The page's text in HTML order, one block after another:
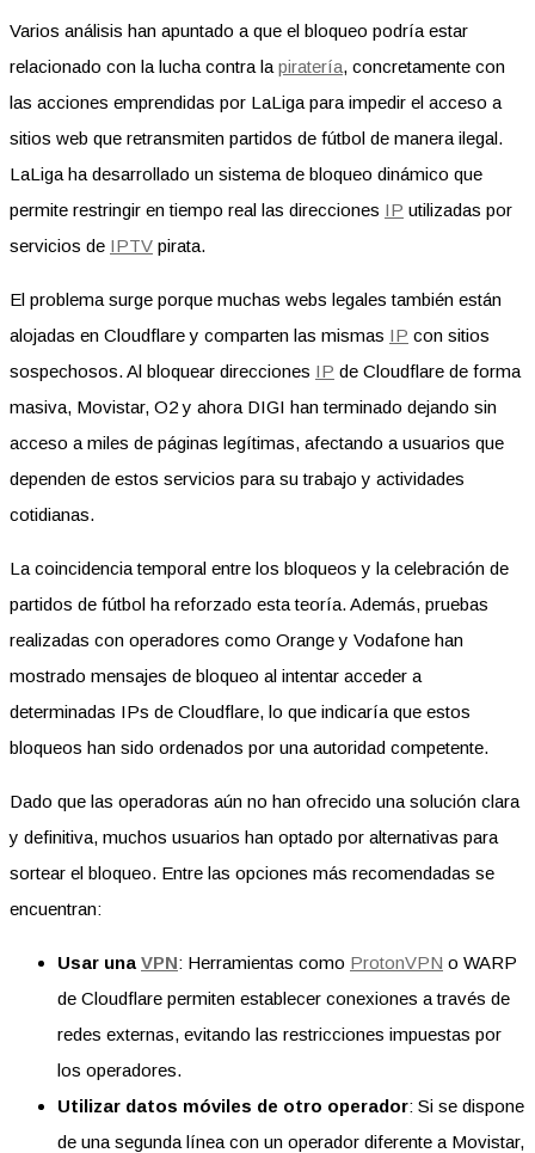
Varios análisis han apuntado a que el bloqueo podría estar
relacionado con la lucha contra la piratería, concretamente con
las acciones emprendidas por LaLiga para impedir el acceso a
sitios web que retransmiten partidos de fútbol de manera ilegal.
LaLiga ha desarrollado un sistema de bloqueo dinámico que
permite restringir en tiempo real las direcciones IP utilizadas por
servicios de IPTV pirata.
El problema surge porque muchas webs legales también están
alojadas en Cloudflare y comparten las mismas IP con sitios
sospechosos. Al bloquear direcciones IP de Cloudflare de forma
masiva, Movistar, O2 y ahora DIGI han terminado dejando sin
acceso a miles de páginas legítimas, afectando a usuarios que
dependen de estos servicios para su trabajo y actividades
cotidianas.
La coincidencia temporal entre los bloqueos y la celebración de
partidos de fútbol ha reforzado esta teoría. Además, pruebas
realizadas con operadores como Orange y Vodafone han
mostrado mensajes de bloqueo al intentar acceder a
determinadas IPs de Cloudflare, lo que indicaría que estos
bloqueos han sido ordenados por una autoridad competente.
Dado que las operadoras aún no han ofrecido una solución clara
y definitiva, muchos usuarios han optado por alternativas para
sortear el bloqueo. Entre las opciones más recomendadas se
encuentran:
Usar una VPN: Herramientas como ProtonVPN o WARP
de Cloudflare permiten establecer conexiones a través de
redes externas, evitando las restricciones impuestas por
los operadores.
Utilizar datos móviles de otro operador: Si se dispone
de una segunda línea con un operador diferente a Movistar,